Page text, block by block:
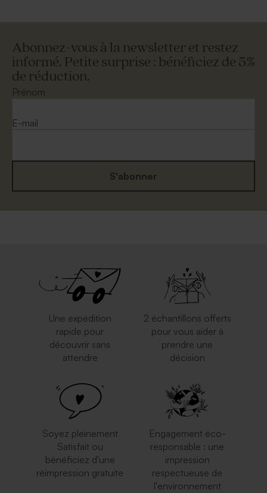
Abonnez-vous à la newsletter et restez
informé. Petite surprise : bénéficiez de 5%
de réduction.
Prénom
E-mail
S'abonner
Une expédition
rapide pour
découvrir sans
attendre
2 échantillons offerts
pour vous aider à
prendre une
décision
Soyez pleinement
Satisfait ou
bénéficiez d'une
réimpression gratuite
Engagement éco-
responsable : une
impression
respectueuse de
l'environnement